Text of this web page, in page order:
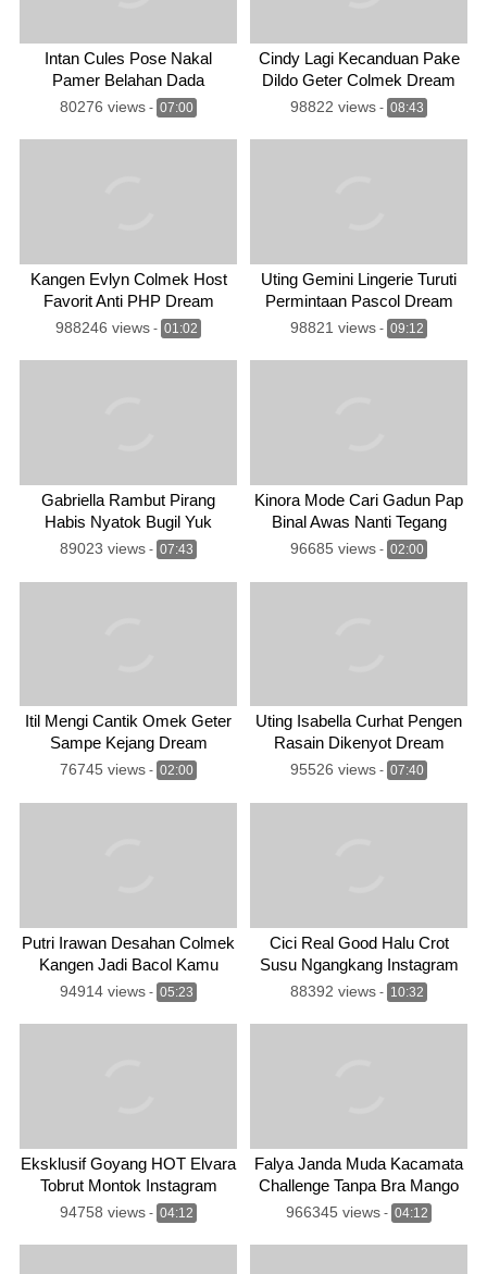
Intan Cules Pose Nakal
Pamer Belahan Dada
Instagram
80276 views - 07:00
Cindy Lagi Kecanduan Pake
Dildo Geter Colmek Dream
98822 views - 08:43
Kangen Evlyn Colmek Host
Favorit Anti PHP Dream
988246 views - 01:02
Uting Gemini Lingerie Turuti
Permintaan Pascol Dream
98821 views - 09:12
Gabriella Rambut Pirang
Habis Nyatok Bugil Yuk
Dream
89023 views - 07:43
Kinora Mode Cari Gadun Pap
Binal Awas Nanti Tegang
96685 views - 02:00
Itil Mengi Cantik Omek Geter
Sampe Kejang Dream
76745 views - 02:00
Uting Isabella Curhat Pengen
Rasain Dikenyot Dream
95526 views - 07:40
Putri Irawan Desahan Colmek
Kangen Jadi Bacol Kamu
94914 views - 05:23
Cici Real Good Halu Crot
Susu Ngangkang Instagram
88392 views - 10:32
Eksklusif Goyang HOT Elvara
Tobrut Montok Instagram
94758 views - 04:12
Falya Janda Muda Kacamata
Challenge Tanpa Bra Mango
966345 views - 04:12